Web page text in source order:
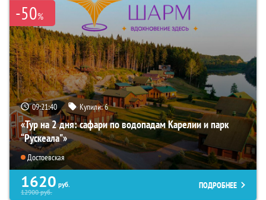
-50%
09:21:38 Купили:6
«Тур на 2 дня: сафари по водопадам Карелии и парк
“Рускеала"»
Достоевская
1620 руб.
12900руб.
ПОДРОБНЕЕ